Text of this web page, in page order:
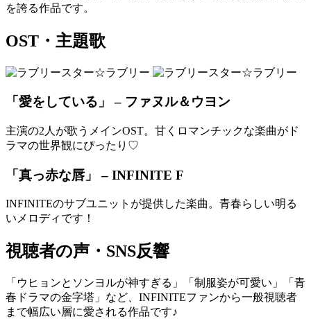
を誇る作品です。
OST・主題歌
「愛をしている」 – ファヌル＆ウヨン
主演の2人が歌うメインOST。甘くロマンチックな楽曲がド
ラマの世界観にぴったり♡
「真っ赤な唇」 – INFINITE F
INFINITEのサブユニットが提供した楽曲。青春らしい明る
いメロディです！
視聴者の声・SNS反響
「ウヒョンとソンヨルが神すぎる」「制服姿が可愛い」「青
春ドラマの金字塔」など、INFINITEファンから一般視聴者
まで幅広い層に愛される作品です♪